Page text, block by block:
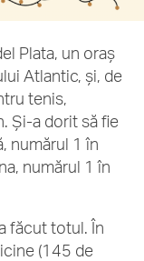
Plata, un oraș
Atlantic, și, de
tenis,
Și-a dorit să fie
numărul 1 în
numărul 1 în
făcut totul. În
(145 de